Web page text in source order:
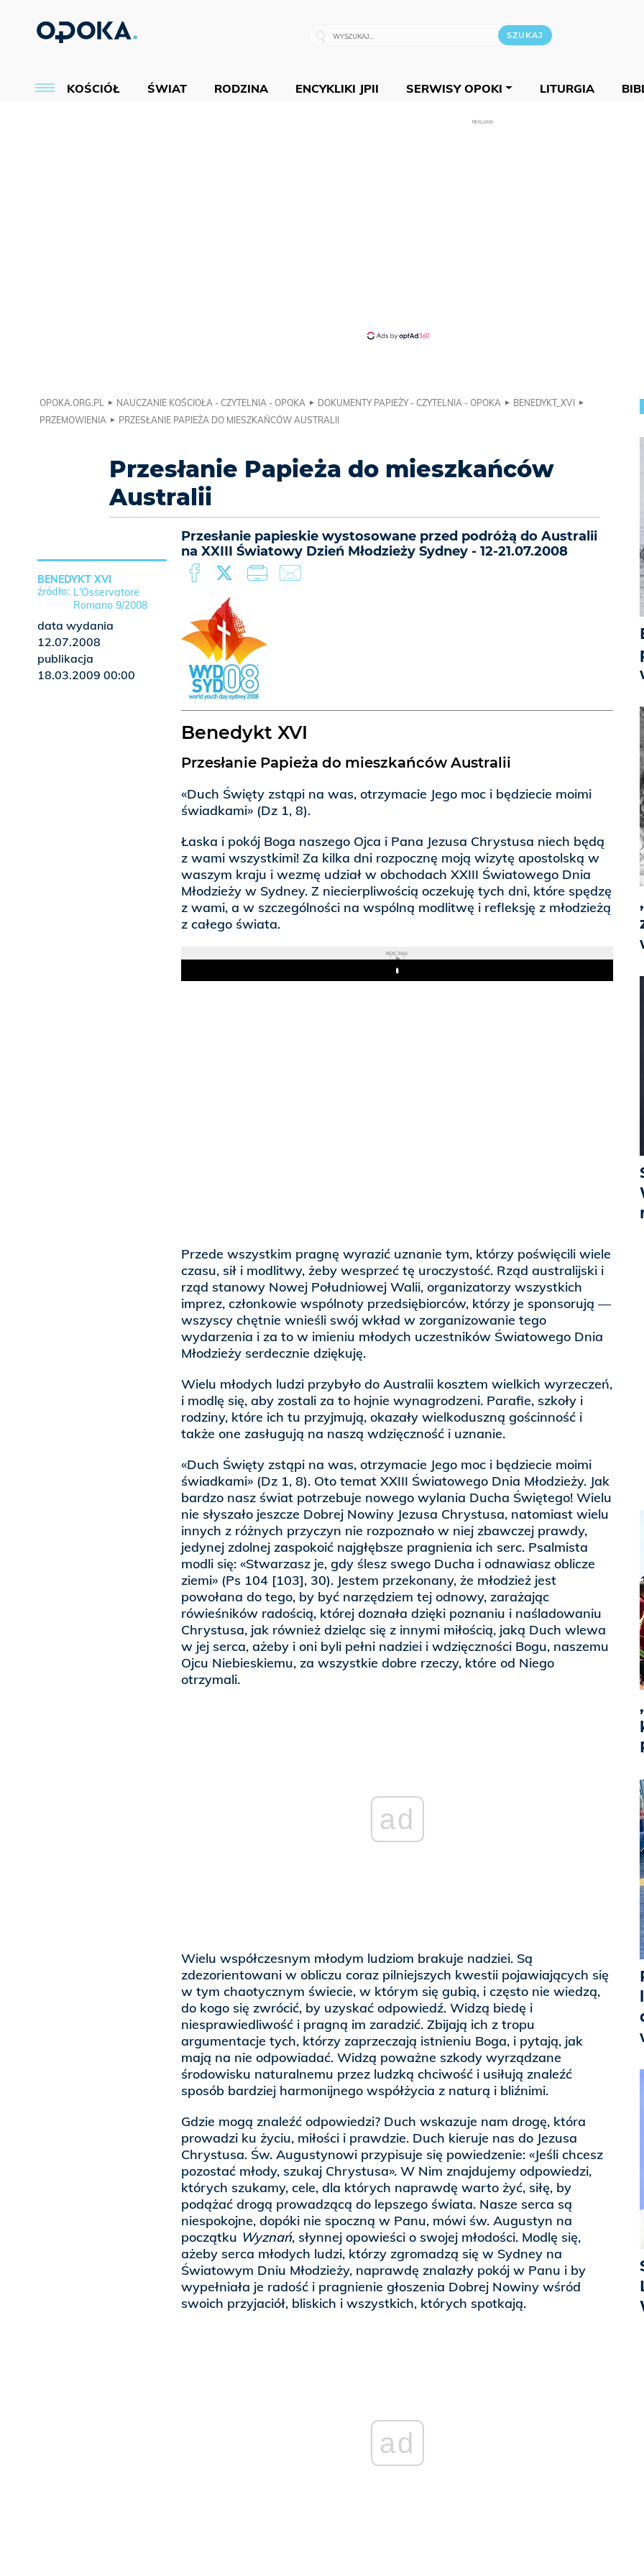
KOŚCIÓŁ ŚWIAT RODZINA ENCYKLIKI JPII SERWISY OPOKI LITURGIA
REKLAMA
OPOKA.ORG.PL NAUCZANIE KOŚCIOŁA - CZYTELNIA - OPOKA DOKUMENTY PAPIEŻY - CZYTELNIA - OPOKA
BENEDYKT_XVI
PRZEMOWIENIA
PRZESŁANIE PAPIEŻA DO MIESZKAŃCÓW AUSTRALII
Przesłanie Papieża do mieszkańców
Australii
Przesłanie papieskie wystosowane przed podróżą do Australii
na XXIII Światowy Dzień Młodzieży Sydney - 12-21.07.2008
Benedykt XVI
Przesłanie Papieża do mieszkańców Australii
«Duch Święty zstąpi na was, otrzymacie Jego moc i będziecie moimi
świadkami» (Dz 1, 8).
Łaska i pokój Boga naszego Ojca i Pana Jezusa Chrystusa niech będą
z wami wszystkimi! Za kilka dni rozpocznę moją wizytę apostolską w
waszym kraju i wezmę udział w obchodach XXIII Światowego Dnia
Młodzieży w Sydney. Z niecierpliwością oczekuję tych dni, które spędzę
z wami, a w szczególności na wspólną modlitwę i refleksję z młodzieżą
z całego świata.
REKLAMA
Play
Przede wszystkim pragnę wyrazić uznanie tym, którzy poświęcili wiele
czasu, sił i modlitwy, żeby wesprzeć tę uroczystość. Rząd australijski i
rząd stanowy Nowej Południowej Walii, organizatorzy wszystkich
imprez, członkowie wspólnoty przedsiębiorców, którzy je sponsorują —
wszyscy chętnie wnieśli swój wkład w zorganizowanie tego
wydarzenia i za to w imieniu młodych uczestników Światowego Dnia
Młodzieży serdecznie dziękuję.
Wielu młodych ludzi przybyło do Australii kosztem wielkich wyrzeczeń,
i modlę się, aby zostali za to hojnie wynagrodzeni. Parafie, szkoły i
rodziny, które ich tu przyjmują, okazały wielkoduszną gościnność i
także one zasługują na naszą wdzięczność i uznanie.
«Duch Święty zstąpi na was, otrzymacie Jego moc i będziecie moimi
świadkami» (Dz 1, 8). Oto temat XXIII Światowego Dnia Młodzieży. Jak
bardzo nasz świat potrzebuje nowego wylania Ducha Świętego! Wielu
nie słyszało jeszcze Dobrej Nowiny Jezusa Chrystusa, natomiast wielu
innych z różnych przyczyn nie rozpoznało w niej zbawczej prawdy,
jedynej zdolnej zaspokoić najgłębsze pragnienia ich serc. Psalmista
modli się: «Stwarzasz je, gdy ślesz swego Ducha i odnawiasz oblicze
ziemi» (Ps 104 [103], 30). Jestem przekonany, że młodzież jest
powołana do tego, by być narzędziem tej odnowy, zarażając
rówieśników radością, której doznała dzięki poznaniu i naśladowaniu
Chrystusa, jak również dzieląc się z innymi miłością, jaką Duch wlewa
w jej serca, ażeby i oni byli pełni nadziei i wdzięczności Bogu, naszemu
Ojcu Niebieskiemu, za wszystkie dobre rzeczy, które od Niego
otrzymali.
ad
Wielu współczesnym młodym ludziom brakuje nadziei. Są
zdezorientowani w obliczu coraz pilniejszych kwestii pojawiających się
w tym chaotycznym świecie, w którym się gubią, i często nie wiedzą,
do kogo się zwrócić, by uzyskać odpowiedź. Widzą biedę i
niesprawiedliwość i pragną im zaradzić. Zbijają ich z tropu
argumentacje tych, którzy zaprzeczają istnieniu Boga, i pytają, jak
mają na nie odpowiadać. Widzą poważne szkody wyrządzane
środowisku naturalnemu przez ludzką chciwość i usiłują znaleźć
sposób bardziej harmonijnego współżycia z naturą i bliźnimi.
Gdzie mogą znaleźć odpowiedzi? Duch wskazuje nam drogę, która
prowadzi ku życiu, miłości i prawdzie. Duch kieruje nas do Jezusa
Chrystusa. Św. Augustynowi przypisuje się powiedzenie: «Jeśli chcesz
pozostać młody, szukaj Chrystusa». W Nim znajdujemy odpowiedzi,
których szukamy, cele, dla których naprawdę warto żyć, siłę, by
podążać drogą prowadzącą do lepszego świata. Nasze serca są
niespokojne, dopóki nie spoczną w Panu, mówi św. Augustyn na
początku Wyznań, słynnej opowieści o swojej młodości. Modlę się,
ażeby serca młodych ludzi, którzy zgromadzą się w Sydney na
Światowym Dniu Młodzieży, naprawdę znalazły pokój w Panu i by
wypełniała je radość i pragnienie głoszenia Dobrej Nowiny wśród
swoich przyjaciół, bliskich i wszystkich, których spotkają.
ad
BENEDYKT XVI
L'Osservatore
Romano 9/2008
data wydania
12.07.2008
publikacja
18.03.2009 00:00